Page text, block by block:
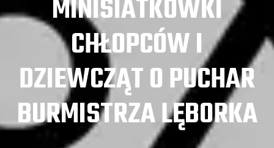
MINISIATKÓWKI
CHŁOPCÓW I
DZIEWCZĄT O PUCHAR
BURMISTRZA LĘBORKA